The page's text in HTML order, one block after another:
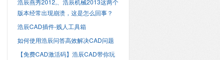
浩辰燕秀2012,、浩辰机械2013这两个
版本经常出现崩溃，这是怎么回事？
浩辰CAD插件-贱人工具箱
如何使用浩辰问答高效解决CAD问题
【免费CAD激活码】浩辰CAD带你玩